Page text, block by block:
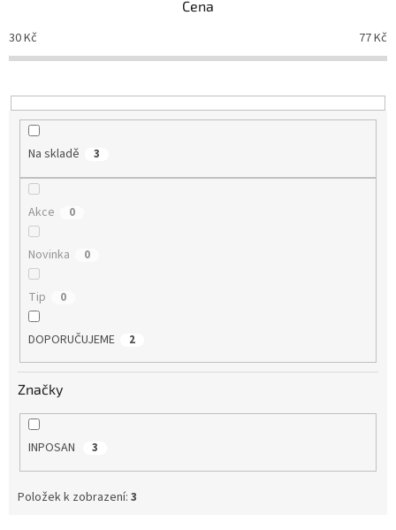
o
d
k
t
Cena
30Kč 77Kč
Na skladě 3
Akce 0
Novinka 0
Tip 0
DOPORUČUJEME 2
Značky
INPOSAN 3
Položek k zobrazení: 3